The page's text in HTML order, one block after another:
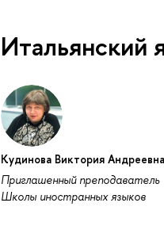
Итальянский
Кудинова Виктория Андреевна
Приглашенный преподаватель
Школы иностранных языков